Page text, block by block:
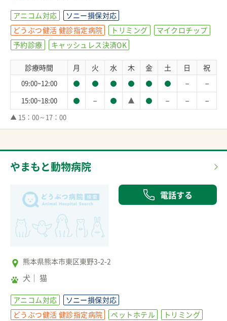
アニコム対応
ソニー損保対応
どうぶつ健活 健診指定病院
トリミング
マイクロチップ
予約診療
キャッシュレス決済OK
診療時間 月 火 水 木 金 土 日 祝
09:00~12:00 － －
15:00~18:00 － － － －
▲ 15：00～17：00
やまもと動物病院
電話する
熊本県熊本市東区東野3-2-2
犬 猫
アニコム対応
ソニー損保対応
どうぶつ健活 健診指定病院
ペットホテル トリミング